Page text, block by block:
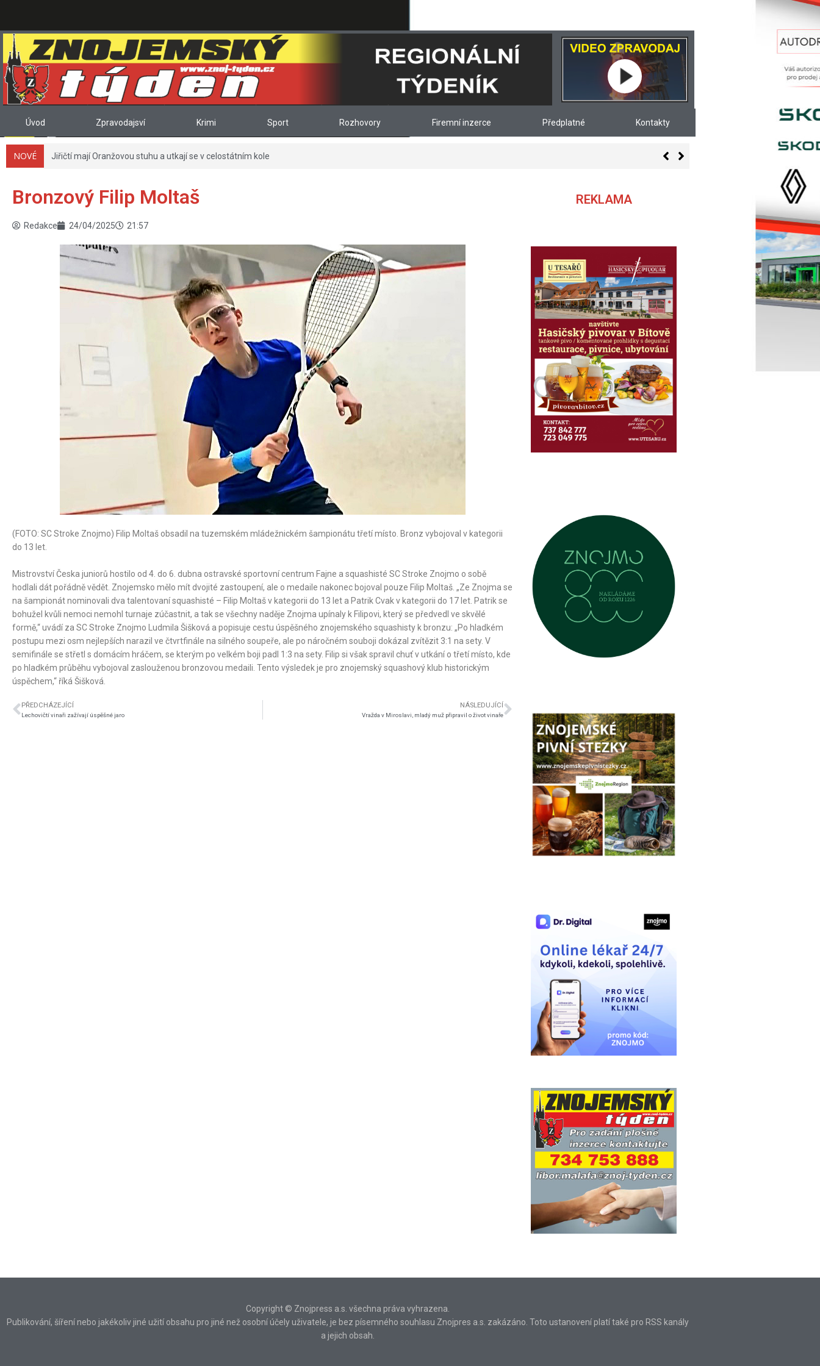
Úvod Zpravodajsví Krimi Sport Rozhovory Firemní inzerce Předplatné Kontakty
NOVÉ Jiřičtí mají Oranžovou stuhu a utkají se v celostátním kole
Bronzový Filip Moltaš
Redakce 24/04/2025 21:57
(FOTO: SC Stroke Znojmo) Filip Moltaš obsadil na tuzemském mládežnickém šampionátu třetí místo. Bronz vybojoval v kategorii
do 13 let.
Mistrovství Česka juniorů hostilo od 4. do 6. dubna ostravské sportovní centrum Fajne a squashisté SC Stroke Znojmo o sobě
hodlali dát pořádně vědět. Znojemsko mělo mít dvojité zastoupení, ale o medaile nakonec bojoval pouze Filip Moltaš. „Ze Znojma se
na šampionát nominovali dva talentovaní squashisté – Filip Moltaš v kategorii do 13 let a Patrik Cvak v kategorii do 17 let. Patrik se
bohužel kvůli nemoci nemohl turnaje zúčastnit, a tak se všechny naděje Znojma upínaly k Filipovi, který se předvedl ve skvělé
formě,“ uvádí za SC Stroke Znojmo Ludmila Šišková a popisuje cestu úspěšného znojemského squashisty k bronzu: „Po hladkém
postupu mezi osm nejlepších narazil ve čtvrtfinále na silného soupeře, ale po náročném souboji dokázal zvítězit 3:1 na sety. V
semifinále se střetl s domácím hráčem, se kterým po velkém boji padl 1:3 na sety. Filip si však spravil chuť v utkání o třetí místo, kde
po hladkém průběhu vybojoval zaslouženou bronzovou medaili. Tento výsledek je pro znojemský squashový klub historickým
úspěchem,“ říká Šišková.
PŘEDCHÁZEJÍCÍ
Lechovičtí vinaři zažívají úspěšné jaro
NÁSLEDUJÍCÍ
Vražda v Miroslavi, mladý muž připravil o život vinaře
REKLAMA
Copyright © Znojpress a.s. všechna práva vyhrazena.
Publikování, šíření nebo jakékoliv jiné užití obsahu pro jiné než osobní účely uživatele, je bez písemného souhlasu Znojpres a.s. zakázáno. Toto ustanovení platí také pro RSS kanály
a jejich obsah.